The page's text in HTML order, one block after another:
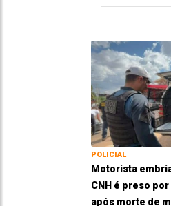
POLICIAL
Motorista
CNH é preso
após morte de